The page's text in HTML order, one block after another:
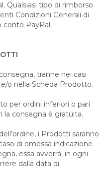
Qualsiasi tipo di rimborso
Condizioni Generali di
conto PayPal.
tranne nei casi
o nella Scheda Prodotto.
per ordini inferiori o pari
la consegna è gratuita.
i Prodotti saranno
di omessa indicazione
essa avverrà, in ogni
dalla data di